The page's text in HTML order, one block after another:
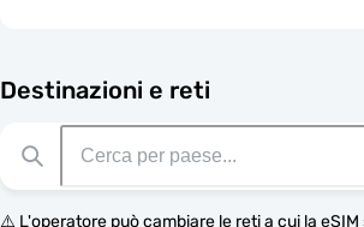
Destinazioni e reti
⚠️ L'operatore può cambiare le reti a cui la